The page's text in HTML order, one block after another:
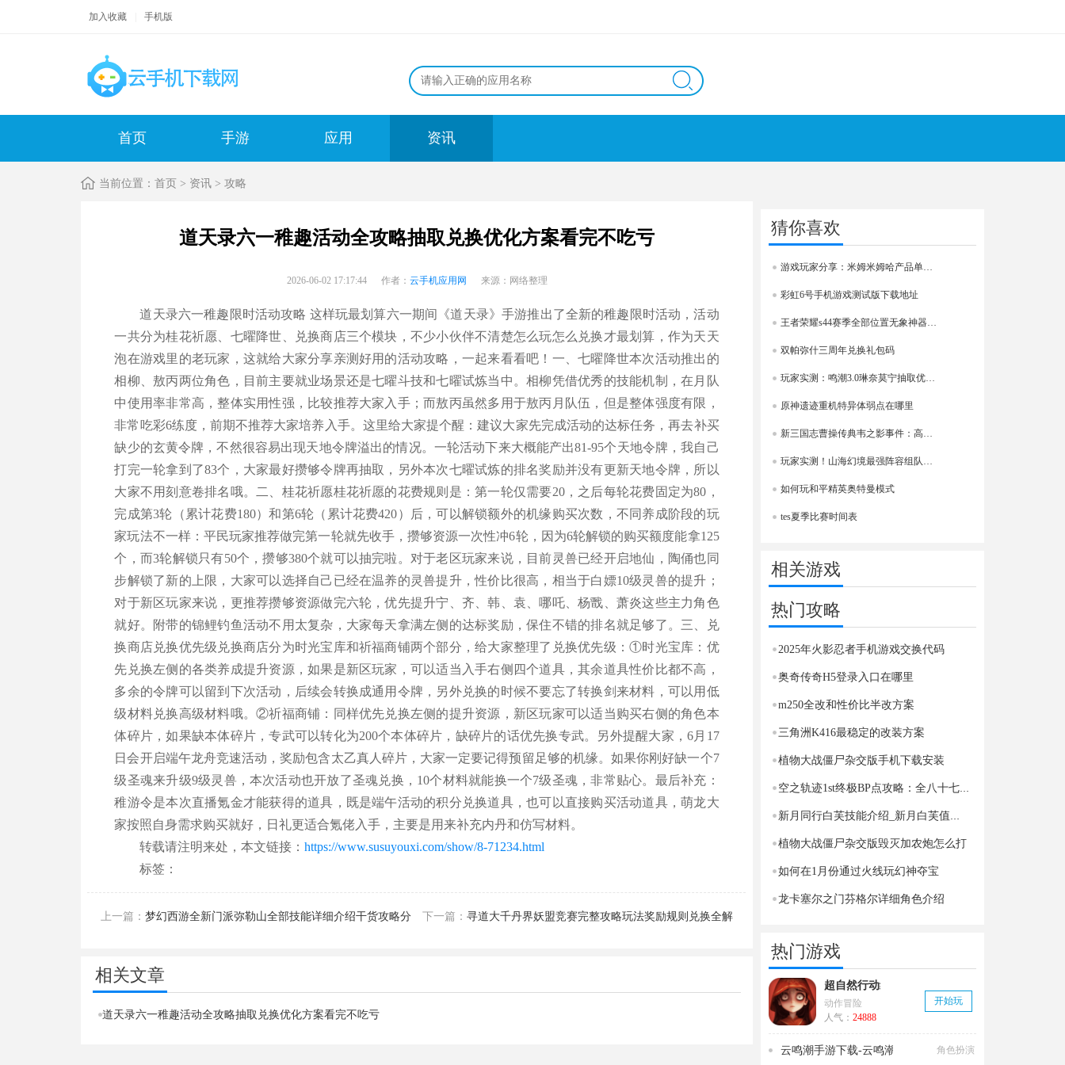
加入收藏 手机版
首页 手游 应用 资讯
当前位置： 首页 > 资讯 > 攻略
道天录六一稚趣活动全攻略抽取兑换优化方案看完不吃亏
2026-06-02 17:17:44 作者： 云手机应用网 来源：网络整理
道天录六一稚趣限时活动攻略 这样玩最划算六一期间《道天录》手游推出了全新的稚趣限时活动，活动
一共分为桂花祈愿、七曜降世、兑换商店三个模块，不少小伙伴不清楚怎么玩怎么兑换才最划算，作为天天
泡在游戏里的老玩家，这就给大家分享亲测好用的活动攻略，一起来看看吧！一、七曜降世本次活动推出的
相柳、敖丙两位角色，目前主要就业场景还是七曜斗技和七曜试炼当中。相柳凭借优秀的技能机制，在月队
中使用率非常高，整体实用性强，比较推荐大家入手；而敖丙虽然多用于敖丙月队伍，但是整体强度有限，
非常吃彩6练度，前期不推荐大家培养入手。这里给大家提个醒：建议大家先完成活动的达标任务，再去补买
缺少的玄黄令牌，不然很容易出现天地令牌溢出的情况。一轮活动下来大概能产出81-95个天地令牌，我自己
打完一轮拿到了83个，大家最好攒够令牌再抽取，另外本次七曜试炼的排名奖励并没有更新天地令牌，所以
大家不用刻意卷排名哦。二、桂花祈愿桂花祈愿的花费规则是：第一轮仅需要20，之后每轮花费固定为80，
完成第3轮（累计花费180）和第6轮（累计花费420）后，可以解锁额外的机缘购买次数，不同养成阶段的玩
家玩法不一样：平民玩家推荐做完第一轮就先收手，攒够资源一次性冲6轮，因为6轮解锁的购买额度能拿125
个，而3轮解锁只有50个，攒够380个就可以抽完啦。对于老区玩家来说，目前灵兽已经开启地仙，陶俑也同
步解锁了新的上限，大家可以选择自己已经在温养的灵兽提升，性价比很高，相当于白嫖10级灵兽的提升；
对于新区玩家来说，更推荐攒够资源做完六轮，优先提升宁、齐、韩、袁、哪吒、杨戬、萧炎这些主力角色
就好。附带的锦鲤钓鱼活动不用太复杂，大家每天拿满左侧的达标奖励，保住不错的排名就足够了。三、兑
换商店兑换优先级兑换商店分为时光宝库和祈福商铺两个部分，给大家整理了兑换优先级：①时光宝库：优
先兑换左侧的各类养成提升资源，如果是新区玩家，可以适当入手右侧四个道具，其余道具性价比都不高，
多余的令牌可以留到下次活动，后续会转换成通用令牌，另外兑换的时候不要忘了转换剑来材料，可以用低
级材料兑换高级材料哦。②祈福商铺：同样优先兑换左侧的提升资源，新区玩家可以适当购买右侧的角色本
体碎片，如果缺本体碎片，专武可以转化为200个本体碎片，缺碎片的话优先换专武。另外提醒大家，6月17
日会开启端午龙舟竞速活动，奖励包含太乙真人碎片，大家一定要记得预留足够的机缘。如果你刚好缺一个7
级圣魂来升级9级灵兽，本次活动也开放了圣魂兑换，10个材料就能换一个7级圣魂，非常贴心。最后补充：
稚游令是本次直播氪金才能获得的道具，既是端午活动的积分兑换道具，也可以直接购买活动道具，萌龙大
家按照自身需求购买就好，日礼更适合氪佬入手，主要是用来补充内丹和仿写材料。
转载请注明来处，本文链接：https://www.susuyouxi.com/show/8-71234.html
标签：
上一篇：梦幻西游全新门派弥勒山全部技能详细介绍干货攻略分
下一篇： 寻道大千丹界妖盟竞赛完整攻略玩法奖励规则兑换全解
相关文章
道天录六一稚趣活动全攻略抽取兑换优化方案看完不吃亏
猜你喜欢
游戏玩家分享：米姆米姆哈产品单价收益，爆米花葡萄粉推荐
彩虹6号手机游戏测试版下载地址
王者荣耀s44赛季全部位置无象神器属性技能效果详细介绍
双帕弥什三周年兑换礼包码
玩家实测：鸣潮3.0琳奈莫宁抽取优先级大揭秘
原神遗迹重机特异体弱点在哪里
新三国志曹操传典韦之影事件：高效攻略轻松通关技巧分享
玩家实测！山海幻境最强阵容组队攻略大揭秘
如何玩和平精英奥特曼模式
tes夏季比赛时间表
相关游戏
热门攻略
2025年火影忍者手机游戏交换代码
奥奇传奇H5登录入口在哪里
m250全改和性价比半改方案
三角洲K416最稳定的改装方案
植物大战僵尸杂交版手机下载安装
空之轨迹1st终极BP点攻略：全八十七任务详解与完美通关
新月同行白芙技能介绍_新月白芙值得培养吗
植物大战僵尸杂交版毁灭加农炮怎么打
如何在1月份通过火线玩幻神夺宝
龙卡塞尔之门芬格尔详细角色介绍
热门游戏
超自然行动组官方正版下载_v1.14.21
动作冒险
人气： 24888
开始玩
云鸣潮手游下载-云鸣潮官服下载角色扮演